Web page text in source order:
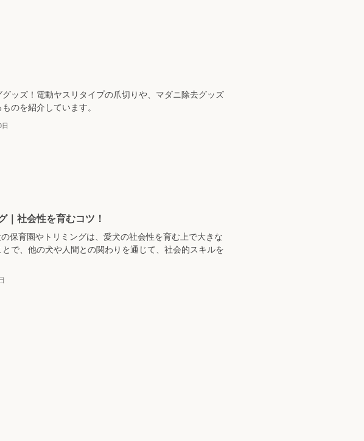
ッズ！電動ヤスリタイプの爪切りや、マダニ除去グッズ
のを紹介しています。
｜社会性を育むコツ！
保育園やトリミングは、愛犬の社会性を育む上で大きな
で、他の犬や人間との関わりを通じて、社会的スキルを